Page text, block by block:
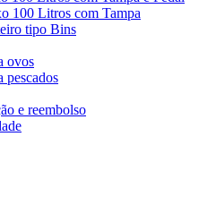
100 Litros com Tampa
tipo Bins
ovos
pescados
e reembolso